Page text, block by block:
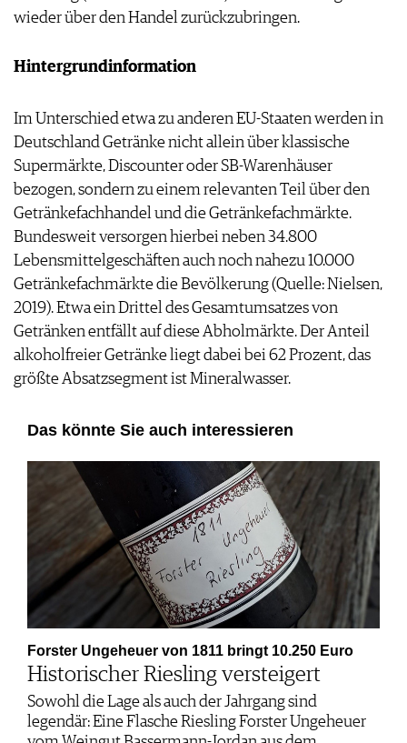
wieder über den Handel zurückzubringen.
Hintergrundinformation
Im Unterschied etwa zu anderen EU-Staaten werden in
Deutschland Getränke nicht allein über klassische
Supermärkte, Discounter oder SB-Warenhäuser
bezogen, sondern zu einem relevanten Teil über den
Getränkefachhandel und die Getränkefachmärkte.
Bundesweit versorgen hierbei neben 34.800
Lebensmittelgeschäften auch noch nahezu 10.000
Getränkefachmärkte die Bevölkerung (Quelle: Nielsen,
2019). Etwa ein Drittel des Gesamtumsatzes von
Getränken entfällt auf diese Abholmärkte. Der Anteil
alkoholfreier Getränke liegt dabei bei 62 Prozent, das
größte Absatzsegment ist Mineralwasser.
Das könnte Sie auch interessieren
Forster Ungeheuer von 1811 bringt 10.250 Euro
Historischer Riesling versteigert
Sowohl die Lage als auch der Jahrgang sind
legendär: Eine Flasche Riesling Forster Ungeheuer